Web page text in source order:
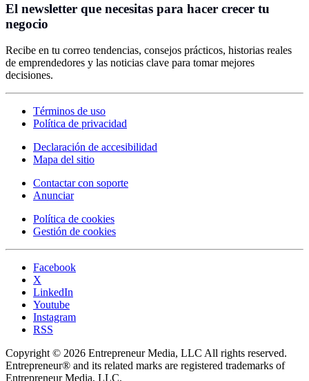
El newsletter que necesitas para hacer crecer tu
negocio
Recibe en tu correo tendencias, consejos prácticos, historias reales
de emprendedores y las noticias clave para tomar mejores
decisiones.
Términos de uso
Política de privacidad
Declaración de accesibilidad
Mapa del sitio
Contactar con soporte
Anunciar
Política de cookies
Gestión de cookies
Facebook
X
LinkedIn
Youtube
Instagram
RSS
Copyright © 2026 Entrepreneur Media, LLC All rights reserved.
Entrepreneur® and its related marks are registered trademarks of
Entrepreneur Media, LLC.